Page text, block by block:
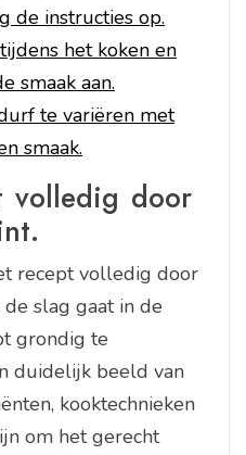
de instructies op.
het koken en
smaak aan.
te variëren met
smaak.
volledig door
recept volledig door
slag gaat in de
grondig te
duidelijk beeld van
kooktechnieken
om het gerecht